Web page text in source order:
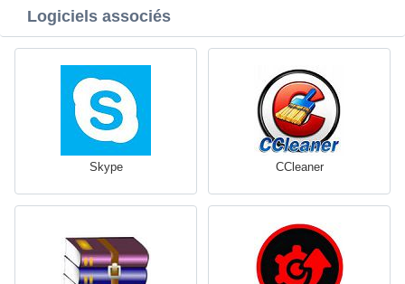
Logiciels associés
Skype CCleaner